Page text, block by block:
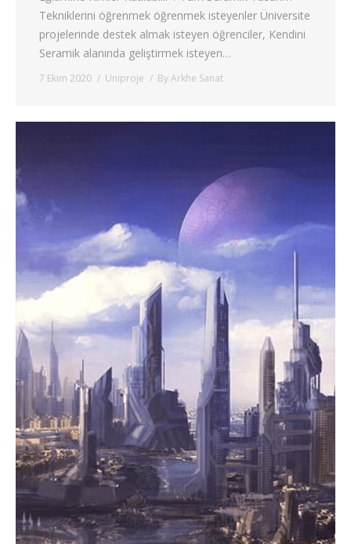
Tekniklerini öğrenmek öğrenmek isteyenler Üniversite
projelerinde destek almak isteyen öğrenciler, Kendini
Seramik alanında geliştirmek isteyen…
7 Ekim 2020 Uniproje ByArkhe Sanat